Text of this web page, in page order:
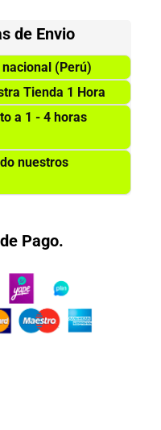
de Envio
(Perú)
Tienda 1 Hora
a 1 - 4 horas
nuestros
Pago.